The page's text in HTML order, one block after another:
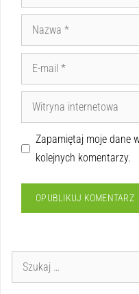
Zapamiętaj moje dane
kolejnych komentarzy.